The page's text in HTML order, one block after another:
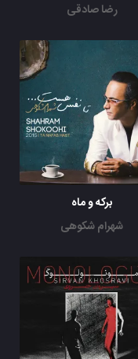
رضا صادقی
برکه و ماه
شهرام شکوهی